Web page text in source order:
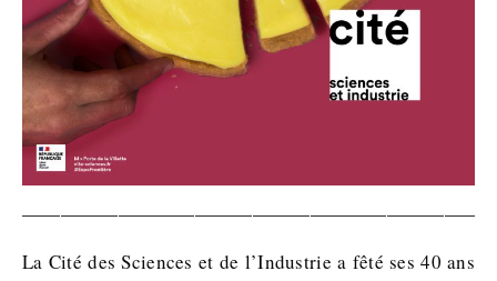
La Cité des Sciences et de l’Industrie a fêté ses 40 ans